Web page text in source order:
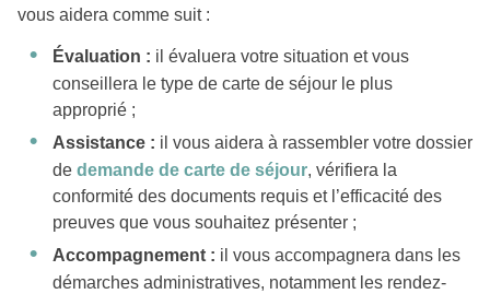
vous aidera comme suit :
Évaluation : il évaluera votre situation et vous
conseillera le type de carte de séjour le plus
approprié ;
Assistance : il vous aidera à rassembler votre dossier
de demande de carte de séjour, vérifiera la
conformité des documents requis et l’efficacité des
preuves que vous souhaitez présenter ;
Accompagnement : il vous accompagnera dans les
démarches administratives, notamment les rendez-